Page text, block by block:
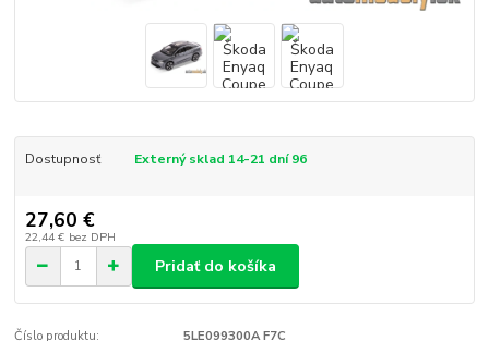
Dostupnosť Externý sklad 14-21 dní 96
27,60 €
22,44 € bez DPH
Pridať do košíka
Číslo produktu:
5LE099300A F7C